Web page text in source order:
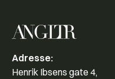
Adresse:
Henrik Ibsens gate 4,